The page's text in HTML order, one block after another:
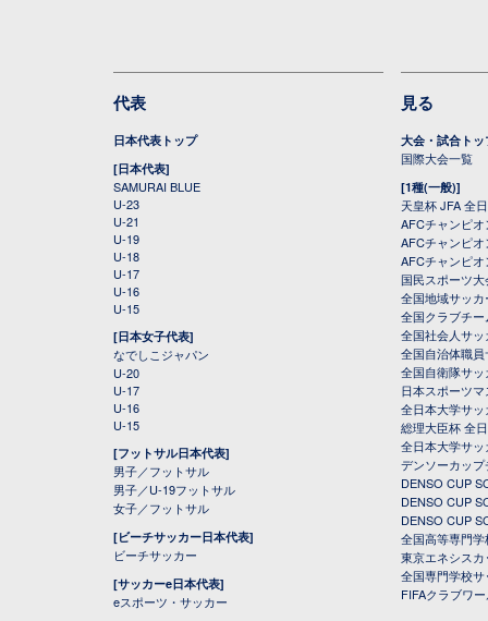
代表
日本代表トップ
[日本代表]
SAMURAI BLUE
U-23
U-21
U-19
U-18
U-17
U-16
U-15
[日本女子代表]
なでしこジャパン
U-20
U-17
U-16
U-15
[フットサル日本代表]
男子／フットサル
男子／U-19フットサル
女子／フットサル
[ビーチサッカー日本代表]
ビーチサッカー
[サッカーe日本代表]
eスポーツ・サッカー
見る
大会・試合トッ
国際大会一覧
[1種(一般)]
天皇杯 JFA 全
AFCチャンピ
AFCチャンピ
AFCチャンピ
国民スポーツ
全国地域サッ
全国クラブチ
全国社会人サ
全国自治体職
全国自衛隊サ
日本スポーツ
全日本大学サ
総理大臣杯 全
全日本大学サ
デンソーカッ
DENSO CUP
DENSO CUP
DENSO CUP
全国高等専門
東京エネシス
全国専門学校
FIFAクラブワ